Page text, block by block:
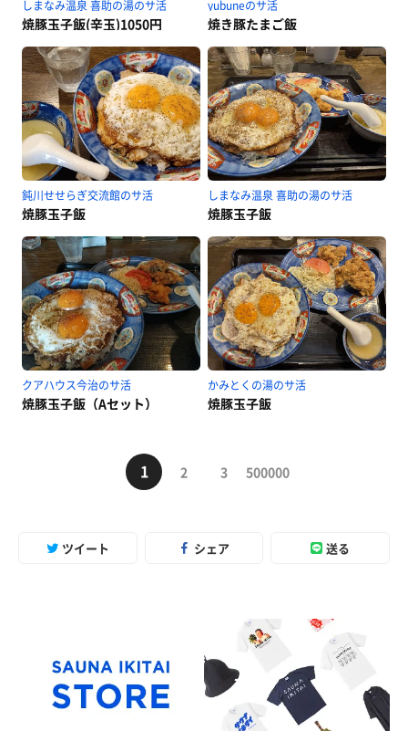
しまなみ温泉 喜助の湯のサ活
焼豚玉子飯(辛玉)1050円
yubuneのサ活
焼き豚たまご飯
鈍川せせらぎ交流館のサ活
焼豚玉子飯
しまなみ温泉 喜助の湯のサ活
焼豚玉子飯
クアハウス今治のサ活
焼豚玉子飯（Aセット）
かみとくの湯のサ活
焼豚玉子飯
1 2 3 500000
ツイート シェア 送る